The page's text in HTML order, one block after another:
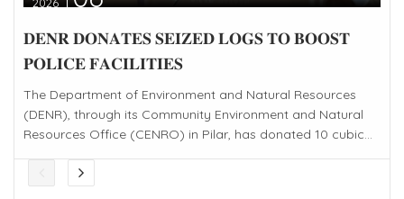
𝐃𝐄𝐍𝐑 𝐃𝐎𝐍𝐀𝐓𝐄𝐒 𝐒𝐄𝐈𝐙𝐄𝐃 𝐋𝐎𝐆𝐒 𝐓𝐎 𝐁𝐎𝐎𝐒𝐓
𝐏𝐎𝐋𝐈𝐂𝐄 𝐅𝐀𝐂𝐈𝐋𝐈𝐓𝐈𝐄𝐒
The Department of Environment and Natural Resources
(DENR), through its Community Environment and Natural
Resources Office (CENRO) in Pilar, has donated 10 cubic...